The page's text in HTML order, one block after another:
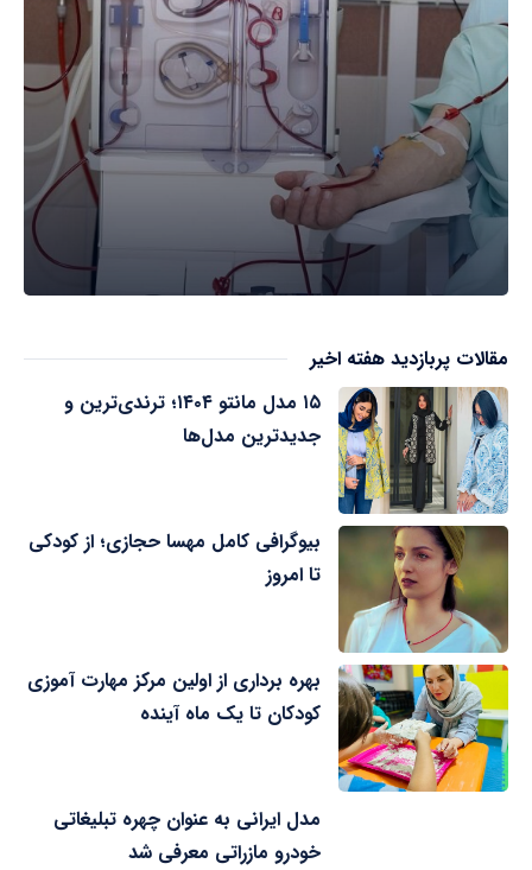
مقالات پربازدید هفته اخیر
۱۵ مدل مانتو ۱۴۰۴؛ ترندی‌ترین و
جدیدترین مدل‌ها
بیوگرافی کامل مهسا حجازی؛ از کودکی
تا امروز
بهره برداری از اولین مرکز مهارت آموزی
کودکان تا یک ماه آینده
مدل ایرانی به عنوان چهره تبلیغاتی
خودرو مازراتی معرفی شد